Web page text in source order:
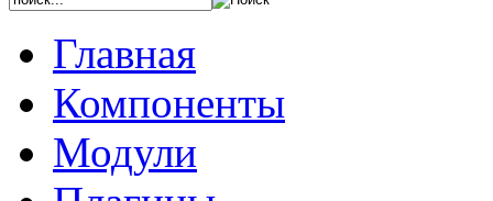
Главная
Компоненты
Модули